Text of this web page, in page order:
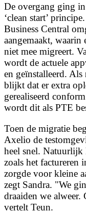
De overgang ging
‘clean start’
Business Central
aangemaakt, waarin
niet mee migreert.
wordt de actuele
en geïnstalleerd. Als
blijkt dat er extra
gerealiseerd
wordt dit als PTE
Toen de migratie
Axelio de
heel snel. Natuurlijk
zoals het factureren
zorgde voor kleine
zegt Sandra. "We
draaiden we alweer.
vertelt Teun.